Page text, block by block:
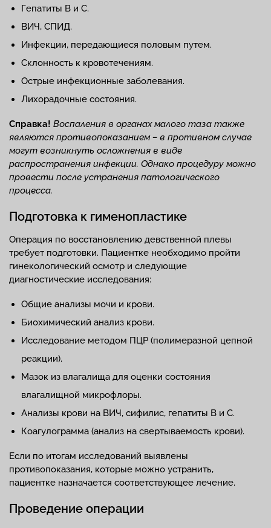
Гепатиты B и С.
ВИЧ, СПИД.
Инфекции, передающиеся половым путем.
Склонность к кровотечениям.
Острые инфекционные заболевания.
Лихорадочные состояния.
Справка! Воспаления в органах малого таза также
являются противопоказанием – в противном случае
могут возникнуть осложнения в виде
распространения инфекции. Однако процедуру можно
провести после устранения патологического
процесса.
Подготовка к гименопластике
Операция по восстановлению девственной плевы
требует подготовки. Пациентке необходимо пройти
гинекологический осмотр и следующие
диагностические исследования:
Общие анализы мочи и крови.
Биохимический анализ крови.
Исследование методом ПЦР (полимеразной цепной
реакции).
Мазок из влагалища для оценки состояния
влагалищной микрофлоры.
Анализы крови на ВИЧ, сифилис, гепатиты B и C.
Коагулограмма (анализ на свертываемость крови).
Если по итогам исследований выявлены
противопоказания, которые можно устранить,
пациентке назначается соответствующее лечение.
Проведение операции